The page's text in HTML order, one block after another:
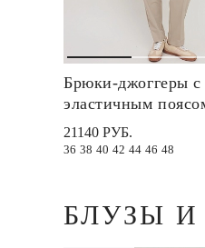
Брюки-джоггеры с
эластичным
21140 РУБ.
36 38 40 42 44 46 48
БЛУЗЫ